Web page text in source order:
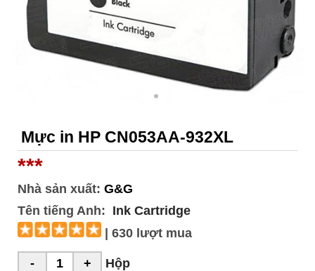
Mực in HP CN053AA-932XL
***
Nhà sản xuất: G&G
Tên tiếng Anh: Ink Cartridge
| 630 lượt mua
Hộp